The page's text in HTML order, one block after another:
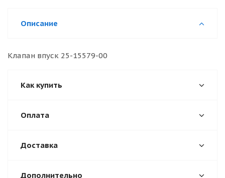
Описание
Клапан впуск 25-15579-00
Как купить
Оплата
Доставка
Дополнительно